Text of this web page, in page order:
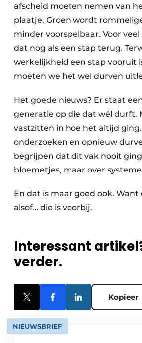
afscheid moeten nemen van
plaatje. Groen wordt
minder voorspelbaar. Voor
dat nog als een stap terug.
werkelijkheid een stap vooruit
moeten we het wel durven
Het goede nieuws? Er staat
generatie op die dat wél durft.
vastzitten in hoe het altijd
onderzoeken en opnieuw
begrijpen dat dit vak nooit
bloemetjes, maar over
En dat is maar goed ook.
alsof… die is voorbij.
Interessant
verder.
Kopieer
NIEUWSBRIEF